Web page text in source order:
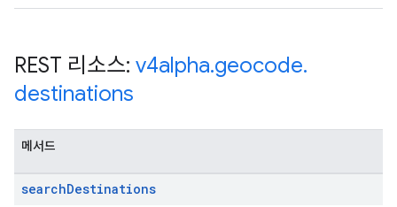
REST 리소스: v4alpha.geocode.
destinations
메서드
searchDestinations